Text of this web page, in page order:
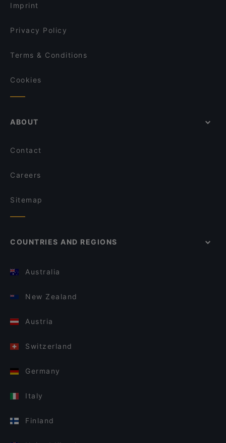
Imprint
Privacy Policy
Terms & Conditions
Cookies
ABOUT
Contact
Careers
Sitemap
COUNTRIES AND REGIONS
Australia
New Zealand
Austria
Switzerland
Germany
Italy
Finland